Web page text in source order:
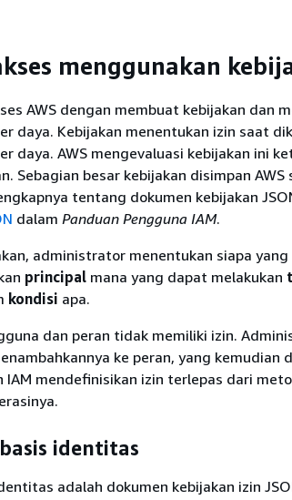
menggunakan
AWS dengan membuat kebijakan dan
daya. Kebijakan menentukan izin saat
daya. AWS mengevaluasi kebijakan ini
Sebagian besar kebijakan disimpan AWS
tentang dokumen kebijakan
dalam Panduan Pengguna IAM.
administrator menentukan siapa yang
principal mana yang dapat melakukan
kondisi apa.
dan peran tidak memiliki izin.
ke peran, yang kemudian
IAM mendefinisikan izin terlepas dari
identitas
adalah dokumen kebijakan izin